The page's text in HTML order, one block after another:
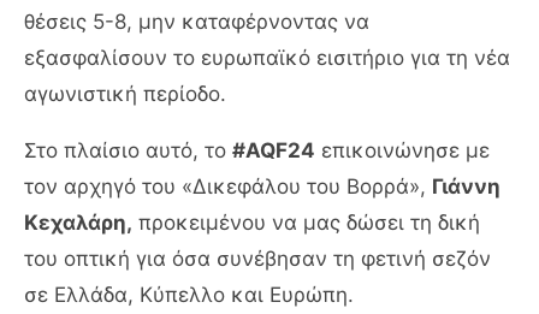
θέσεις 5-8, μην καταφέρνοντας να
εξασφαλίσουν το ευρωπαϊκό εισιτήριο για τη νέα
αγωνιστική περίοδο.
Στο πλαίσιο αυτό, το #AQF24 επικοινώνησε με
τον αρχηγό του «Δικεφάλου του Βορρά», Γιάννη
Κεχαλάρη, προκειμένου να μας δώσει τη δική
του οπτική για όσα συνέβησαν τη φετινή σεζόν
σε Ελλάδα, Κύπελλο και Ευρώπη.